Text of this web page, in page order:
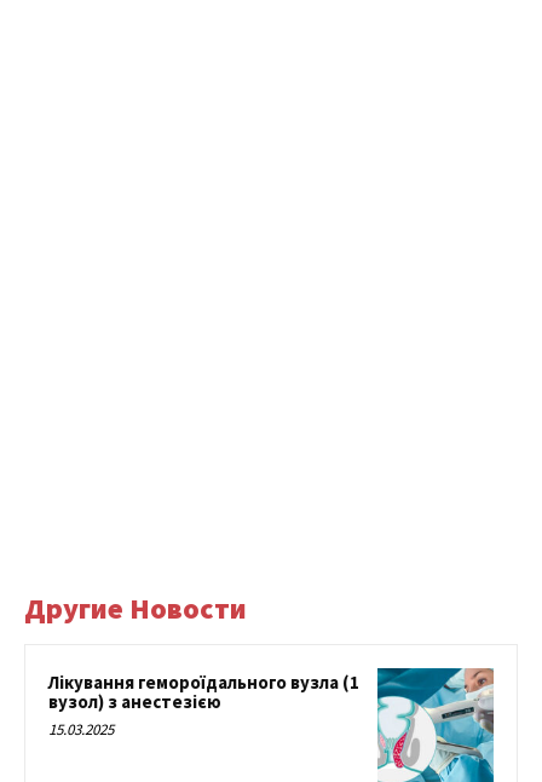
Другие Новости
Лікування гемороїдального вузла (1
вузол) з анестезією
15.03.2025